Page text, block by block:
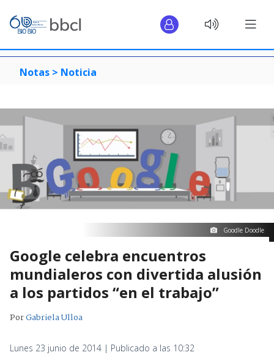
Notas > Noticia
Goodle Doodle
Google celebra encuentros
mundialeros con divertida alusión
a los partidos “en el trabajo”
PorGabriela Ulloa
Lunes 23 junio de 2014 | Publicado a las 10:32